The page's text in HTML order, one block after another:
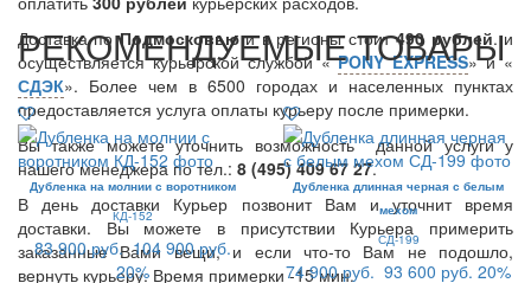
Доставка поПодмосковьюи в регионы стоит490 рублей. и
осуществляется курьерской службой «PONY EXPRESS» и «
СДЭК». Более чем в 6500 городах и населенных пунктах
предоставляется услуга оплаты курьеру после примерки.
Вы также можете уточнить возможность данной услуги у
нашего менеджера по тел.: 8 (495) 409 67 27.
В день доставки Курьер позвонит Вам и уточнит время
доставки. Вы можете в присутствии Курьера примерить
заказанные Вами вещи, и если что-то Вам не подошло,
вернуть курьеру. Время примерки -15 мин.
РЕКОМЕНДУЕМЫЕ ТОВАРЫ
Дубленка на молнии с воротником
КД-152
83 900 руб. 104 900 руб.
20%
Дубленка длинная черная с белым
мехом
СД-199
74 900 руб. 93 600 руб. 20%